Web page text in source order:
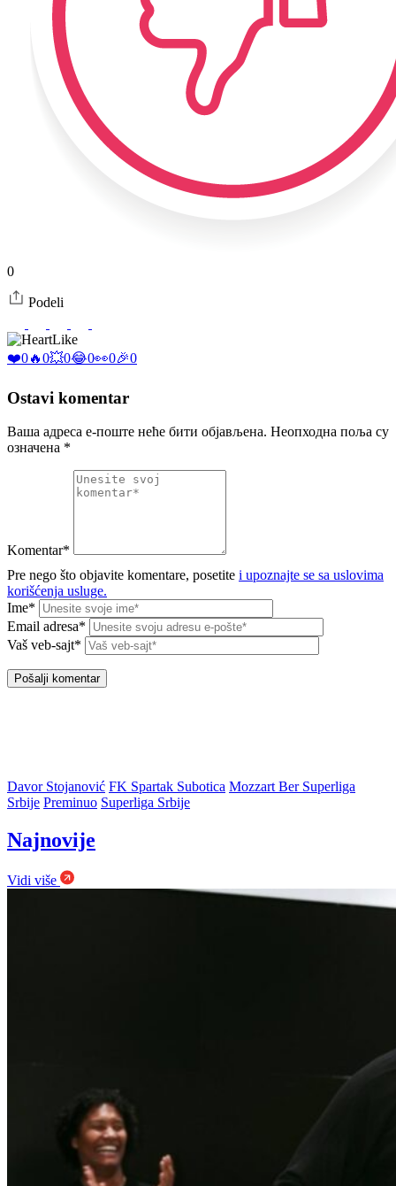
0
Podeli
Like
❤️0🔥0💥0😂0👀0🎉0
Ostavi komentar
Ваша адреса е-поште неће бити објављена. Неопходна поља су
означена *
Komentar*
Pre nego što objavite komentare, posetite i upoznajte se sa uslovima
korišćenja usluge.
Ime*
Email adresa*
Vaš veb-sajt*
Davor Stojanović FK Spartak Subotica Mozzart Ber Superliga
Srbije Preminuo Superliga Srbije
Najnovije
Vidi više